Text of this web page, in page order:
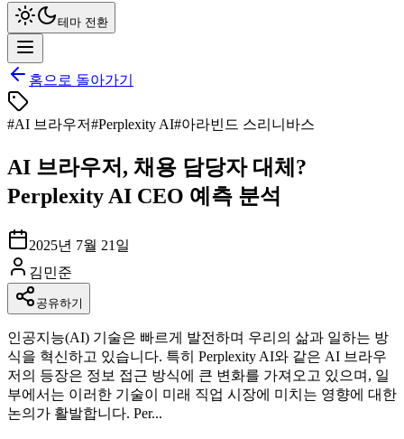
테마 전환
홈으로 돌아가기
#AI 브라우저#Perplexity AI#아라빈드 스리니바스
AI 브라우저, 채용 담당자 대체?
Perplexity AI CEO 예측 분석
2025년 7월 21일
김민준
공유하기
인공지능(AI) 기술은 빠르게 발전하며 우리의 삶과 일하는 방
식을 혁신하고 있습니다. 특히 Perplexity AI와 같은 AI 브라우
저의 등장은 정보 접근 방식에 큰 변화를 가져오고 있으며, 일
부에서는 이러한 기술이 미래 직업 시장에 미치는 영향에 대한
논의가 활발합니다. Per...